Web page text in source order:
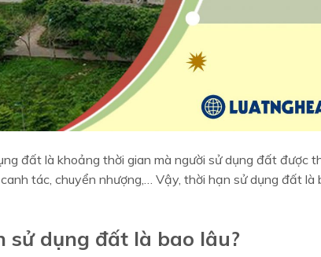
đất là khoảng thời gian mà người sử dụng đất được
tác, chuyển nhượng,… Vậy, thời hạn sử dụng đất
sử dụng đất là bao lâu?